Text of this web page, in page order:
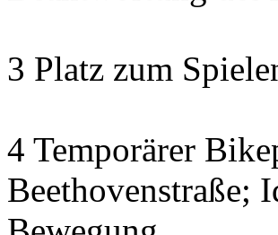
3 Platz zum
4 Temporärer
Beethovenstraße;